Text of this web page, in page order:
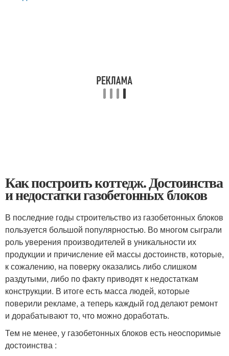
Как построить коттедж. Достоинства
и недостатки газобетонных блоков
В последние годы строительство из газобетонных блоков
пользуется большой популярностью. Во многом сыграли
роль уверения производителей в уникальности их
продукции и причисление ей массы достоинств, которые,
к сожалению, на поверку оказались либо слишком
раздутыми, либо по факту приводят к недостаткам
конструкции. В итоге есть масса людей, которые
поверили рекламе, а теперь каждый год делают ремонт
и дорабатывают то, что можно доработать.
Тем не менее, у газобетонных блоков есть неоспоримые
достоинства :